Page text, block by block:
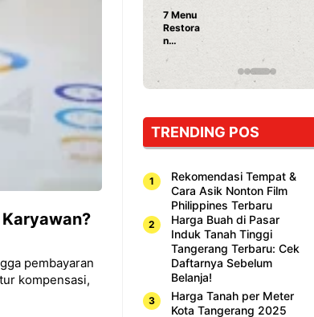
pembayaran
kompensasi,
7 Menu
Restora
n
yang
Dicoba,
Cuma
Sushi!
TRENDING POS
Rekomendasi Tempat &
Cara Asik Nonton Film
Philippines Terbaru
Harga Buah di Pasar
Induk Tanah Tinggi
Tangerang Terbaru: Cek
Daftarnya Sebelum
Belanja!
Harga Tanah per Meter
Kota Tangerang 2025